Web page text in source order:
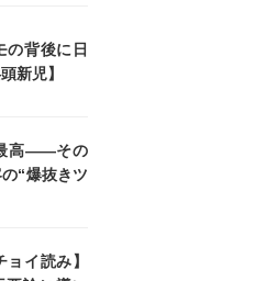
の背後に日
新児】
高――その
“爆抜きツ
イ読み】